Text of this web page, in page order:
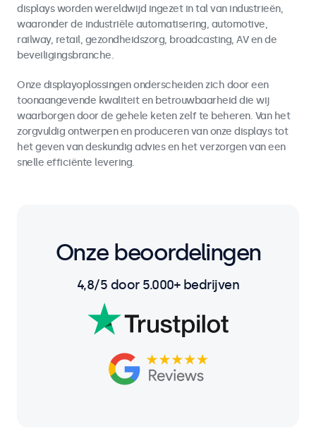
displays worden wereldwijd ingezet in tal van industrieën,
waaronder de industriële automatisering, automotive,
railway, retail, gezondheidszorg, broadcasting, AV en de
beveiligingsbranche.
Onze displayoplossingen onderscheiden zich door een
toonaangevende kwaliteit en betrouwbaarheid die wij
waarborgen door de gehele keten zelf te beheren. Van het
zorgvuldig ontwerpen en produceren van onze displays tot
het geven van deskundig advies en het verzorgen van een
snelle efficiënte levering.
Onze beoordelingen
4,8/5 door 5.000+ bedrijven